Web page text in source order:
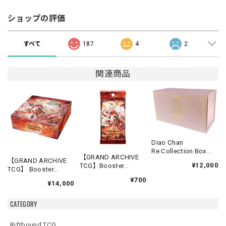
CATEGORY
ショップの評価
すべて 187 4 2
関連商品
【GRAND ARCHIVE
TCG】 Booster
【Abyssal Heaven】
¥14,000
【GRAND ARCHIVE
TCG】Booster
Heaven】《英語版》
¥700
Diao Chan
Re:Collection Box
¥12,000